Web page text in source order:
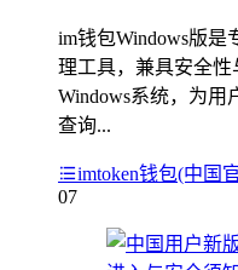
im钱包Windows版
理工具，兼具安全
Windows系统，为用
查询...
imtoken钱包(中国
07